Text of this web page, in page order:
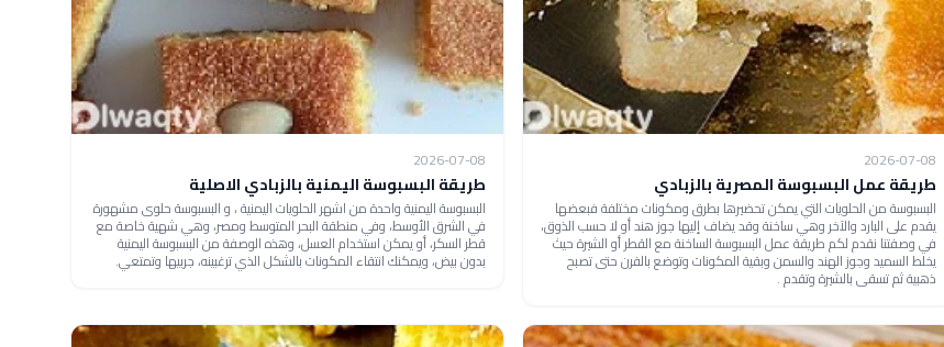
2026-07-08
طريقة عمل البسبوسة المصرية بالزبادي
البسبوسة من الحلويات التي يمكن تحضيرها بطرق ومكونات مختلفة فبعضها
يقدم على البارد والآخر وهي ساخنة وقد يضاف إليها جوز هند أو لا حسب الذوق،
في وصفتنا نقدم لكم طريقة عمل البسبوسة الساخنة مع القطر أو الشيرة حيث
يخلط السميد وجوز الهند والسمن وبقية المكونات وتوضع بالفرن حتى تصبح
ذهبية ثم تسقى بالشيرة وتقدم .
2026-07-08
طريقة البسبوسة اليمنية بالزبادي الاصلية
البسبوسة اليمنية واحدة من اشهر الحلويات اليمنية ، و البسبوسة حلوى مشهورة
في الشرق الأوسط، وفي منطقة البحر المتوسط ومصر، وهي شهية خاصة مع
قطر السكر، أو يمكن استخدام العسل، وهذه الوصفة من البسبوسة اليمنية
بدون بيض، ويمكنك انتقاء المكونات بالشكل الذي ترغبينه، جربيها وتمتعي.